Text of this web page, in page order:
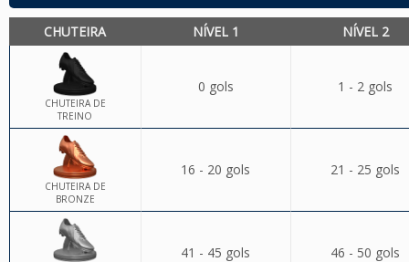
CHUTEIRA NÍVEL 1 NÍVEL 2
CHUTEIRA DE
TREINO
0 gols 1 - 2 gols
CHUTEIRA DE
BRONZE
16 - 20 gols 21 - 25 gols
41 - 45 gols 46 - 50 gols